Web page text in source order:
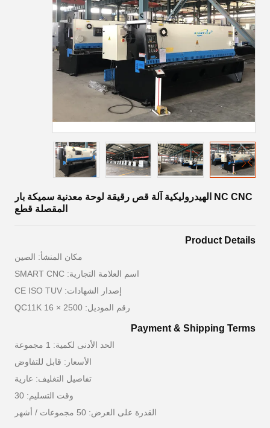
NC CNC الهيدروليكية آلة قص رقيقة لوحة معدنية سميكة بار
المقصلة قطع
Product Details
مكان المنشأ: الصين
اسم العلامة التجارية: SMART CNC
إصدار الشهادات: CE ISO TUV
رقم الموديل: QC11K 16 × 2500
Payment & Shipping Terms
الحد الأدنى لكمية: 1 مجموعة
الأسعار: قابل للتفاوض
تفاصيل التغليف: عارية
وقت التسليم: 30
القدرة على العرض: 50 مجموعات / أشهر